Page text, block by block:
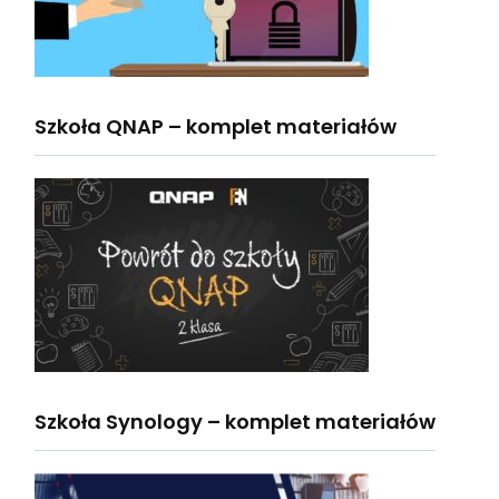
Szkoła QNAP – komplet materiałów
Szkoła Synology – komplet materiałów